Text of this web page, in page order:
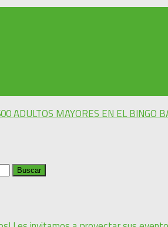
ADULTOS MAYORES EN EL BINGO